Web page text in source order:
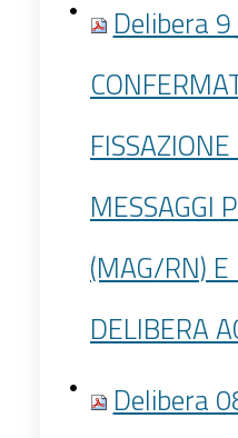
Delibera
MESSAGGI
(MAG/RN) E
DELIBERA
Delibera